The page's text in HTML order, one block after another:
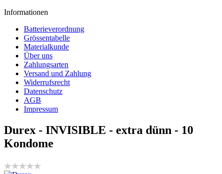
Informationen
Batterieverordnung
Grössentabelle
Materialkunde
Über uns
Zahlungsarten
Versand und Zahlung
Widerrufsrecht
Datenschutz
AGB
Impressum
Durex - INVISIBLE - extra dünn - 10
Kondome